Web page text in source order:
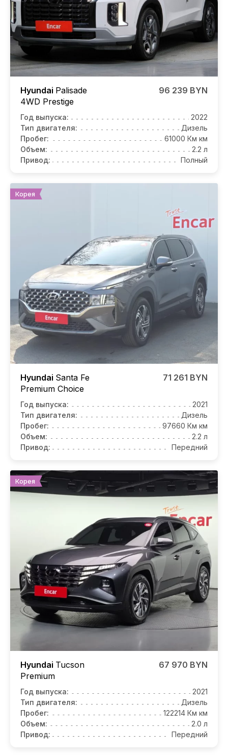
Hyundai Palisade
4WD Prestige
96 239 BYN
Год выпуска:
2022
Тип двигателя:
Дизель
Пробег:
61000 Км км
Объем:
2.2 л
Привод:
Полный
Корея
Hyundai Santa Fe
Premium Choice
71 261 BYN
Год выпуска:
2021
Тип двигателя:
Дизель
Пробег:
97660 Км км
Объем:
2.2 л
Привод:
Передний
Корея
Hyundai Tucson
Premium
67 970 BYN
Год выпуска:
2021
Тип двигателя:
Дизель
Пробег:
122214 Км км
Объем:
2.0 л
Привод:
Передний